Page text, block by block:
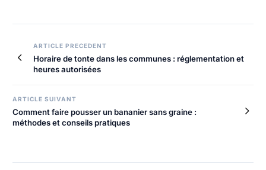
Navigation
de
ARTICLE PRECEDENT
Horaire de tonte dans les communes : réglementation et
heures autorisées
ARTICLE SUIVANT
Comment faire pousser un bananier sans graine :
méthodes et conseils pratiques